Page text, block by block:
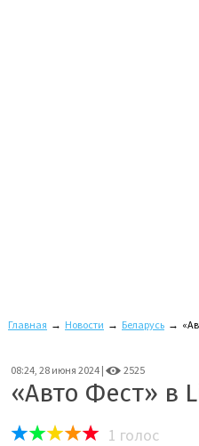
Главная → Новости → Беларусь →
08:24, 28 июня 2024 | 2525
«Авто Фест» в
1 голос